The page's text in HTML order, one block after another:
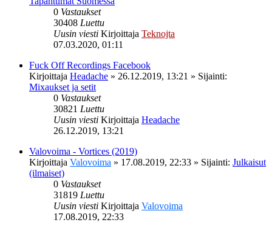
0 Vastaukset
30408 Luettu
Uusin viesti Kirjoittaja Teknojta
07.03.2020, 01:11
Fuck Off Recordings Facebook
Kirjoittaja Headache » 26.12.2019, 13:21 » Sijainti:
Mixaukset ja setit
0 Vastaukset
30821 Luettu
Uusin viesti Kirjoittaja Headache
26.12.2019, 13:21
Valovoima - Vortices (2019)
Kirjoittaja Valovoima » 17.08.2019, 22:33 » Sijainti: Julkaisut
(ilmaiset)
0 Vastaukset
31819 Luettu
Uusin viesti Kirjoittaja Valovoima
17.08.2019, 22:33